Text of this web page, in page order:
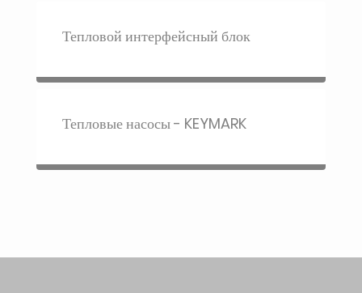
Тепловой интерфейсный блок
Тепловые насосы - KEYMARK